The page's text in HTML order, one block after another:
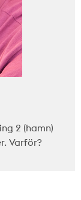
2 (hamn)
Varför?